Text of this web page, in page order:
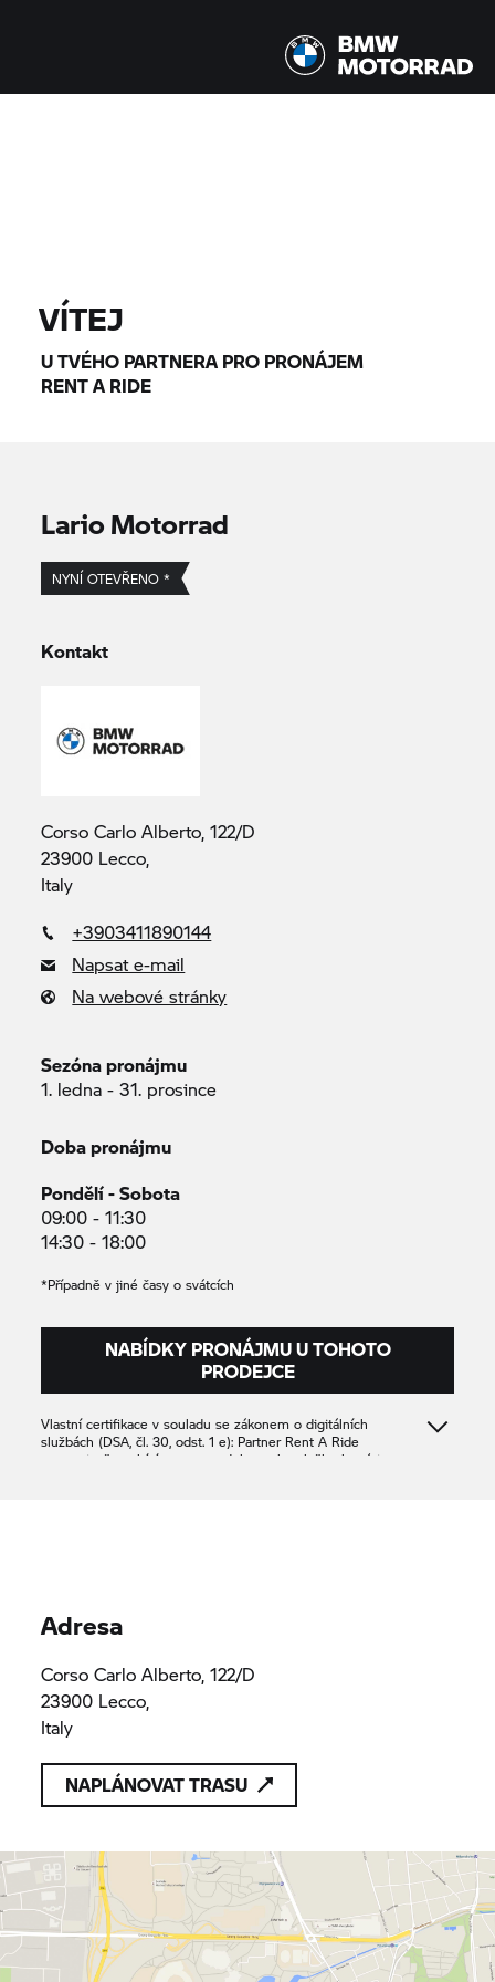
VÍTEJ
U TVÉHO PARTNERA PRO PRONÁJEM
RENT A RIDE
Lario Motorrad
NYNÍ OTEVŘENO *
Kontakt
Corso Carlo Alberto, 122/D
23900 Lecco,
Italy
+3903411890144
Napsat e-mail
Na webové stránky
Sezóna pronájmu
1. ledna - 31. prosince
Doba pronájmu
Pondělí - Sobota
09:00 - 11:30
14:30 - 18:00
*Případně v jiné časy o svátcích
NABÍDKY PRONÁJMU U TOHOTO
PRODEJCE
Vlastní certifikace v souladu se zákonem o digitálních
službách (DSA, čl. 30, odst. 1 e): Partner Rent A Ride
potvrzuje, že nabízí pouze produkty nebo služby, které jsou v
Adresa
Corso Carlo Alberto, 122/D
23900 Lecco,
Italy
NAPLÁNOVAT TRASU